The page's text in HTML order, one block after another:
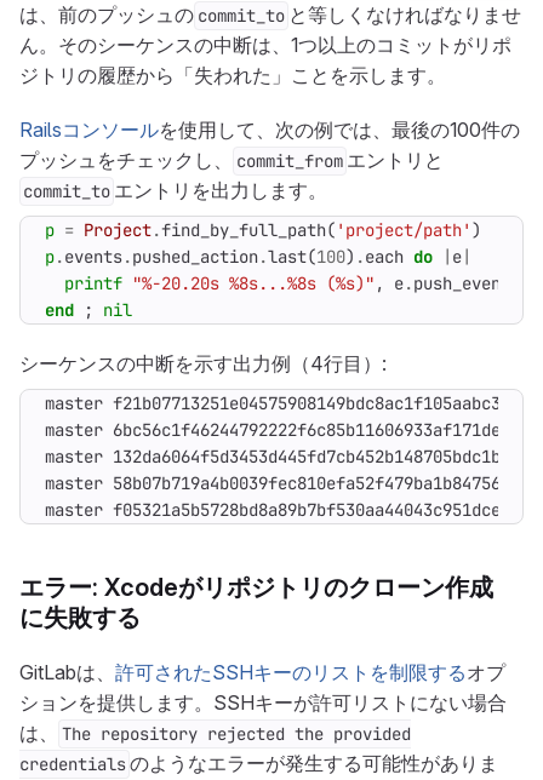
は、前のプッシュの commit_to と等しくなければなりませ
ん。そのシーケンスの中断は、1つ以上のコミットがリポ
ジトリの履歴から「失われた」ことを示します。
Railsコンソールを使用して、次の例では、最後の100件の
プッシュをチェックし、
commit_from エントリと
commit_to エントリを出力します。
p = Project.find_by_full_path( 'project/path' )
p.events.pushed_action.last(100) .each do | e|
printf "%-20.20s %8s...%8s (%s)" , e.
end
; nil
シーケンスの中断を示す出力例（4行目）:
master
エラー: Xcodeがリポジトリのクローン作成
に失敗する
GitLabは、 許可されたSSHキーのリストを制限するオプ
ションを提供します。SSHキーが許可リストにない場合
は、
The repository rejected the provided
credentialsのようなエラーが発生する可能性がありま